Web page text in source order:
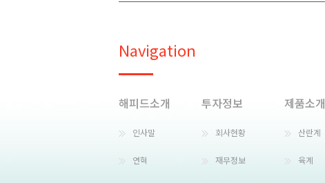
Navigation
해피드소개
인사말
연혁
투자정보
회사현황
재무정보
제품소개
산란계
육계